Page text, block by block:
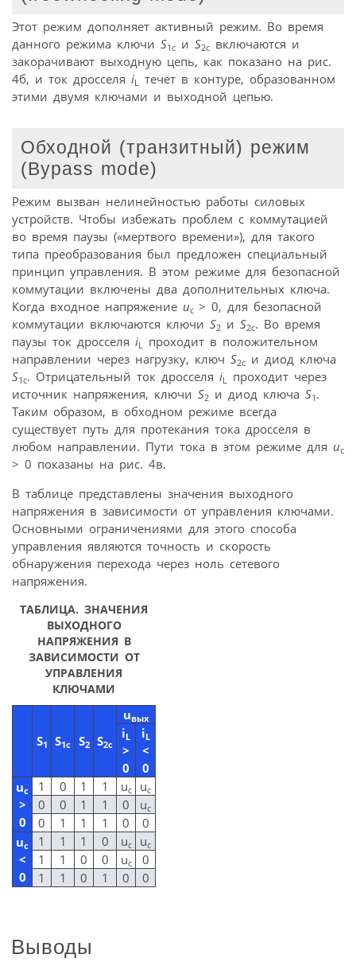
Этот режим дополняет активный режим. Во время
данного режима ключи S1с и S2с включаются и
закорачивают выходную цепь, как показано на рис.
4б, и ток дросселя iL течет в контуре, образованном
этими двумя ключами и выходной цепью.
Обходной (транзитный) режим
(Bypass mode)
Режим вызван нелинейностью работы силовых
устройств. Чтобы избежать проблем с коммутацией
во время паузы («мертвого времени»), для такого
типа преобразования был предложен специальный
принцип управления. В этом режиме для безопасной
коммутации включены два дополнительных ключа.
Когда входное напряжение uс > 0, для безопасной
коммутации включаются ключи S2 и S2с. Во время
паузы ток дросселя iL
проходит в положительном
направлении через нагрузку, ключ S2с и диод ключа
S1с. Отрицательный ток дросселя iL
проходит через
источник напряжения, ключи S2 и диод ключа S1 .
Таким образом, в обходном режиме всегда
существует путь для протекания тока дросселя в
любом направлении. Пути тока в этом режиме для uс
> 0 показаны на рис. 4в.
В таблице представлены значения выходного
напряжения в зависимости от управления ключами.
Основными ограничениями для этого способа
управления являются точность и скорость
обнаружения перехода через ноль сетевого
напряжения.
ТАБЛИЦА. ЗНАЧЕНИЯ
ВЫХОДНОГО
НАПРЯЖЕНИЯ В
ЗАВИСИМОСТИ ОТ
УПРАВЛЕНИЯ
КЛЮЧАМИ
S1 S1c S2 S2c
uвых
iL
>
0
iL
<
0
uc
>
0
1 0 1 1 uc uc
0 0 1 1 0 uc
0 1 1 1 0
0
uc
<
0
1 1 1 0 uc uc
1 1 0 0 uc
0
1
1 0 1 0 0
Выводы